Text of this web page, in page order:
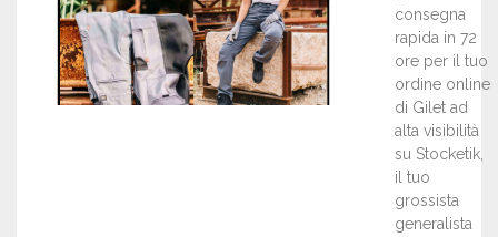
consegna
rapida in 72
ore per il tuo
ordine online
di Gilet ad
alta visibilità
su Stocketik,
il tuo
grossista
generalista